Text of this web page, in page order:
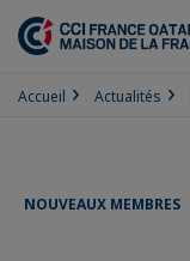
Accueil Actualités
NOUVEAUX MEMBRES